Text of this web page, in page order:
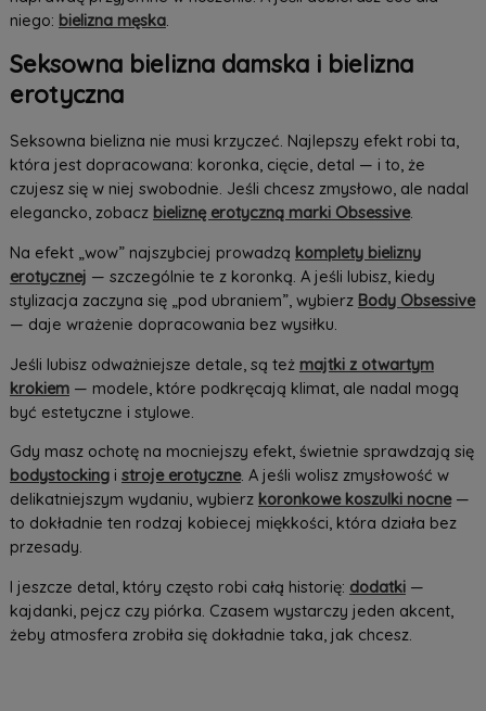
niego: bielizna męska.
Seksowna bielizna damska i bielizna
erotyczna
Seksowna bielizna nie musi krzyczeć. Najlepszy efekt robi ta,
która jest dopracowana: koronka, cięcie, detal — i to, że
czujesz się w niej swobodnie. Jeśli chcesz zmysłowo, ale nadal
elegancko, zobacz bieliznę erotyczną marki Obsessive.
Na efekt „wow” najszybciej prowadzą komplety bielizny
erotycznej — szczególnie te z koronką. A jeśli lubisz, kiedy
stylizacja zaczyna się „pod ubraniem”, wybierz Body Obsessive
— daje wrażenie dopracowania bez wysiłku.
Jeśli lubisz odważniejsze detale, są też majtki z otwartym
krokiem— modele, które podkręcają klimat, ale nadal mogą
być estetyczne i stylowe.
Gdy masz ochotę na mocniejszy efekt, świetnie sprawdzają się
bodystockingi stroje erotyczne. A jeśli wolisz zmysłowość w
delikatniejszym wydaniu, wybierz koronkowe koszulki nocne—
to dokładnie ten rodzaj kobiecej miękkości, która działa bez
przesady.
I jeszcze detal, który często robi całą historię: dodatki—
kajdanki, pejcz czy piórka. Czasem wystarczy jeden akcent,
żeby atmosfera zrobiła się dokładnie taka, jak chcesz.